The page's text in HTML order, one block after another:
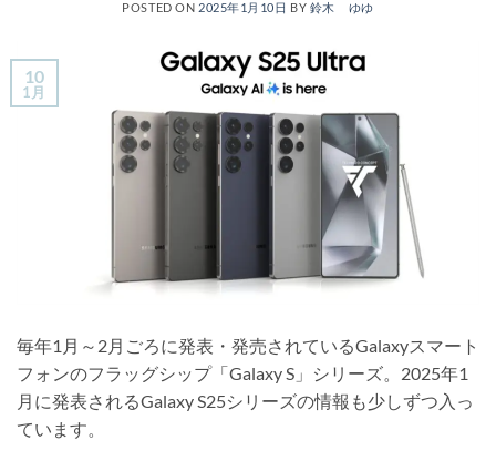
POSTED ON 2025年1月10日 BY 鈴木 ゆゆ
10
1月
毎年1月～2月ごろに発表・発売されているGalaxyスマート
フォンのフラッグシップ「Galaxy S」シリーズ。2025年1
月に発表されるGalaxy S25シリーズの情報も少しずつ入っ
ています。